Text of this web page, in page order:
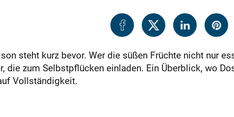
steht kurz bevor. Wer die süßen Früchte nicht nur
die zum Selbstpflücken einladen. Ein Überblick, wo
Vollständigkeit.